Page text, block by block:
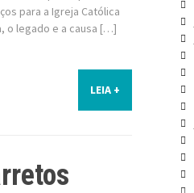
para a Igreja Católica
o legado e a causa […]
LEIA +